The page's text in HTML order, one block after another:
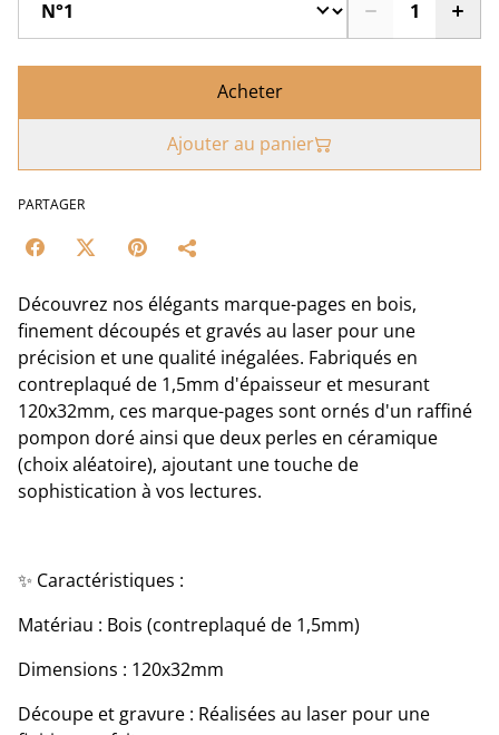
Acheter
Ajouter au panier
PARTAGER
Découvrez nos élégants marque-pages en bois,
finement découpés et gravés au laser pour une
précision et une qualité inégalées. Fabriqués en
contreplaqué de 1,5mm d'épaisseur et mesurant
120x32mm, ces marque-pages sont ornés d'un raffiné
pompon doré ainsi que deux perles en céramique
(choix aléatoire), ajoutant une touche de
sophistication à vos lectures.
✨ Caractéristiques :
Matériau : Bois (contreplaqué de 1,5mm)
Dimensions : 120x32mm
Découpe et gravure : Réalisées au laser pour une